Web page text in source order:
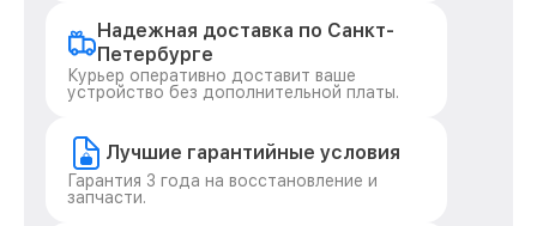
Надежная доставка по Санкт-
Петербурге
Курьер оперативно доставит ваше
устройство без дополнительной платы.
Лучшие гарантийные условия
Гарантия 3 года на восстановление и
запчасти.